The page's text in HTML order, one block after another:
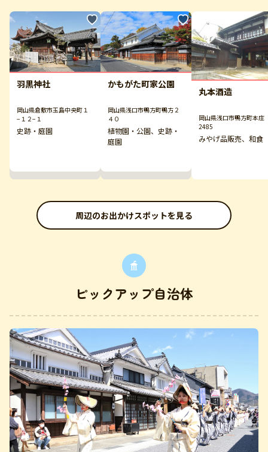
羽黒神社
岡山県倉敷市玉島中央町１
−１２−１
史跡・庭園
かもがた町家公園
岡山県浅口市鴨方町鴨方２
４０
植物園・公園、史跡・
庭園
丸本酒造
岡山県浅口市鴨方町本庄
2485
みやげ品販売、和食
周辺のお出かけスポットを見る
ピックアップ自治体